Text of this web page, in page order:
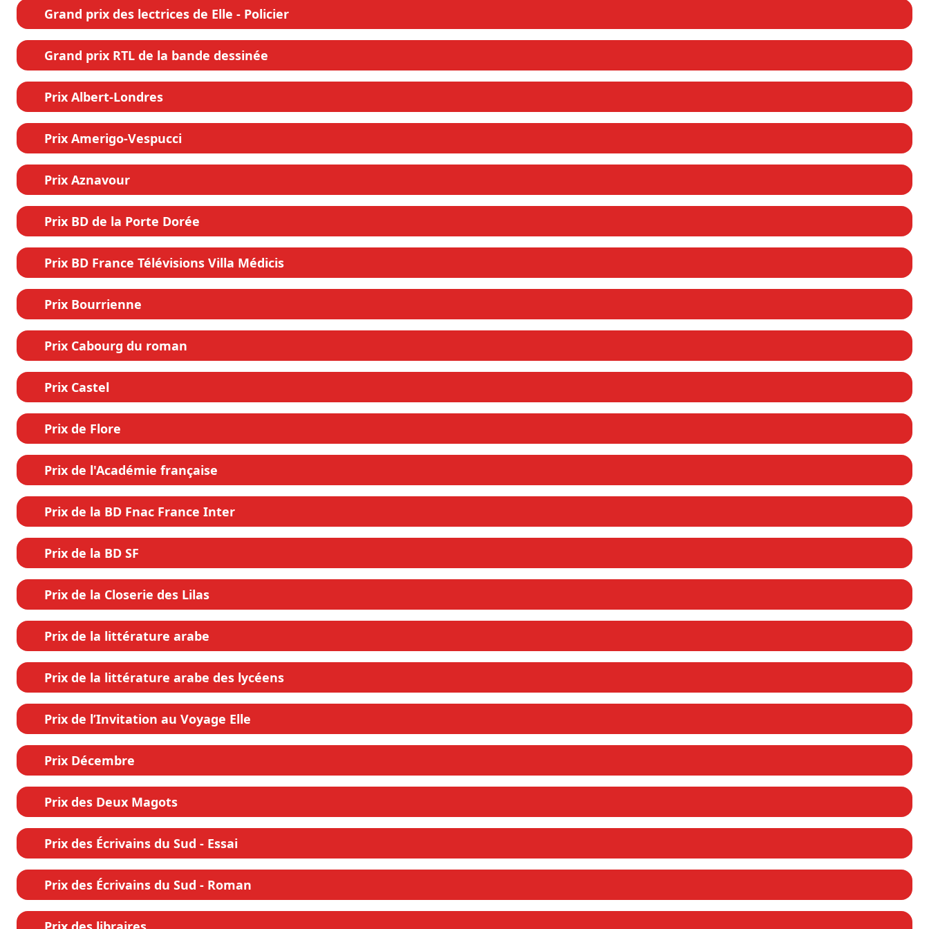
Grand prix des lectrices de Elle - Policier
Grand prix RTL de la bande dessinée
Prix Albert-Londres
Prix Amerigo-Vespucci
Prix Aznavour
Prix BD de la Porte Dorée
Prix BD France Télévisions Villa Médicis
Prix Bourrienne
Prix Cabourg du roman
Prix Castel
Prix de Flore
Prix de l'Académie française
Prix de la BD Fnac France Inter
Prix de la BD SF
Prix de la Closerie des Lilas
Prix de la littérature arabe
Prix de la littérature arabe des lycéens
Prix de l’Invitation au Voyage Elle
Prix Décembre
Prix des Deux Magots
Prix des Écrivains du Sud - Essai
Prix des Écrivains du Sud - Roman